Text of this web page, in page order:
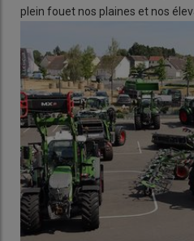
plein fouet nos plaines et nos